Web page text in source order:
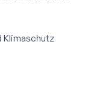
Klimaschutz